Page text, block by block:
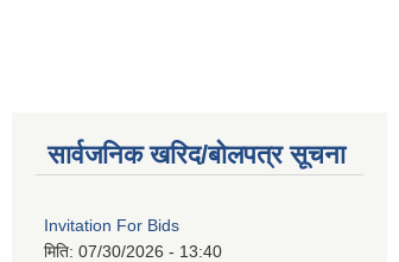
सार्वजनिक खरिद/बोलपत्र सूचना
Invitation For Bids
मिति: 07/30/2026 - 13:40